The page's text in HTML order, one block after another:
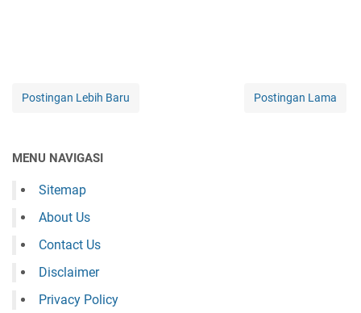
Postingan Lebih Baru Postingan Lama
MENU NAVIGASI
Sitemap
About Us
Contact Us
Disclaimer
Privacy Policy